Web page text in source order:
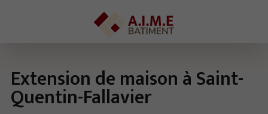
Extension de maison à Saint-
Quentin-Fallavier